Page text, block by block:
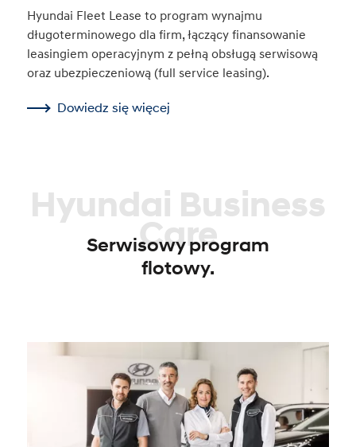
Hyundai Fleet Lease to program wynajmu
długoterminowego dla firm, łączący finansowanie
leasingiem operacyjnym z pełną obsługą serwisową
oraz ubezpieczeniową (full service leasing).
Dowiedz się więcej
Hyundai Business
Care
Serwisowy program
flotowy.